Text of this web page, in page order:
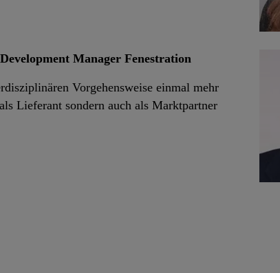
Manager Fenestration
Vorgehensweise einmal mehr
Lieferant sondern auch als Marktpartner